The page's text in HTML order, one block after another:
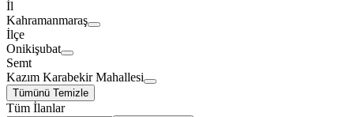
İl
Kahramanmaraş
İlçe
Onikişubat
Semt
Kazım Karabekir Mahallesi
Tümünü Temizle
Tüm İlanlar